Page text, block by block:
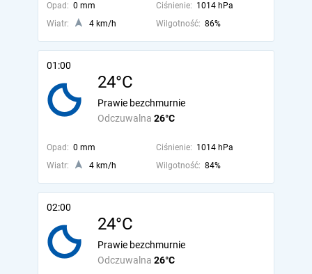
Opad: 0 mm Ciśnienie: 1014 hPa
Wiatr:
4 km/h Wilgotność: 86%
01:00
24°C
Odczuwalna 26°C
Prawie bezchmurnie
Opad: 0 mm Ciśnienie: 1014 hPa
Wiatr:
4 km/h Wilgotność: 84%
02:00
24°C
Odczuwalna 26°C
Prawie bezchmurnie